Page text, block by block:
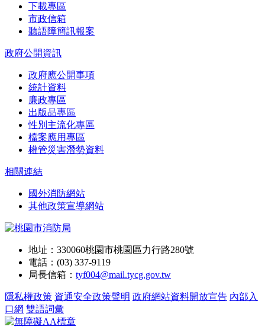
下載專區
市政信箱
聽語障簡訊報案
政府公開資訊
政府應公開事項
統計資料
廉政專區
出版品專區
性別主流化專區
檔案應用專區
權管災害潛勢資料
相關連結
國外消防網站
其他政策宣導網站
地址：330060桃園市桃園區力行路280號
電話：(03) 337-9119
局長信箱： tyf004@mail.tycg.gov.tw
隱私權政策 資通安全政策聲明 政府網站資料開放宣告 內部入
口網 雙語詞彙